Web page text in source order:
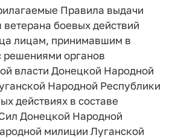
Правила выдачи
ветерана боевых действий
лицам, принимавшим в
решениями органов
власти Донецкой Народной
Народной Республики
действиях в составе
Донецкой Народной
милиции Луганской